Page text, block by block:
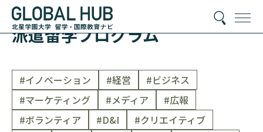
派遣留学プログラム
#イノベーション #経営
#ビジネス
#マーケティング
#メディア
#広報
#ボランティア
#D&I
#クリエイティブ